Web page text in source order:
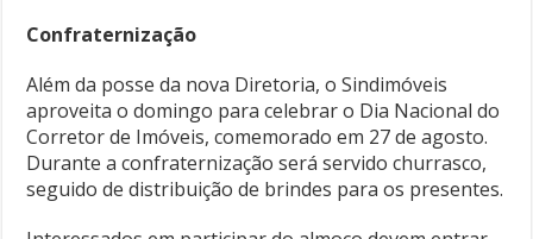
Confraternização
Além da posse da nova Diretoria, o Sindimóveis
aproveita o domingo para celebrar o Dia Nacional do
Corretor de Imóveis, comemorado em 27 de agosto.
Durante a confraternização será servido churrasco,
seguido de distribuição de brindes para os presentes.